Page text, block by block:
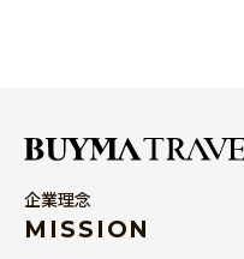
企業理念
MISSION